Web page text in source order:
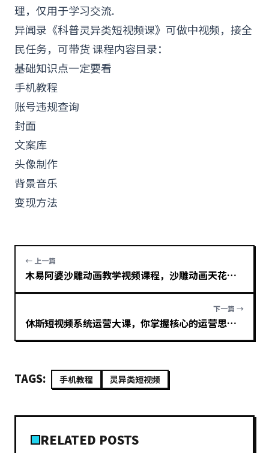
理，仅用于学习交流.
异闻录《科普灵异类短视频课》可做中视频，接全
民任务，可带货 课程内容目录：
基础知识点一定要看
手机教程
账号违规查询
封面
文案库
头像制作
背景音乐
变现方法
← 上一篇
木易阿婆沙雕动画教学视频课程，沙雕动画天花板，轻松涨粉，变现赚钱多样
下一篇 →
休斯短视频系统运营大课，你掌握核心的运营思维 价值7800元
TAGS: 手机教程 灵异类短视频
RELATED POSTS